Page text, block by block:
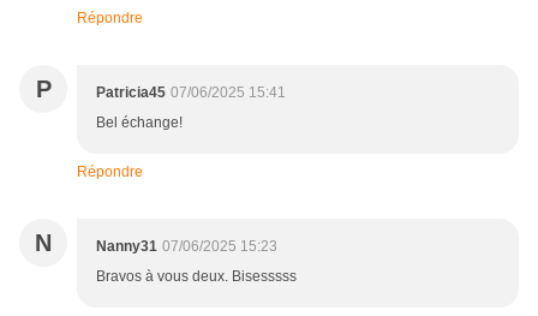
Répondre
P Patricia45 07/06/2025 15:41
Bel échange!
Répondre
N Nanny31 07/06/2025 15:23
Bravos à vous deux. Bisesssss